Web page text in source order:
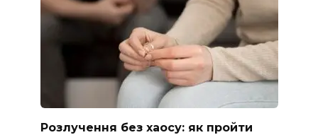
Розлучення без хаосу: як пройти